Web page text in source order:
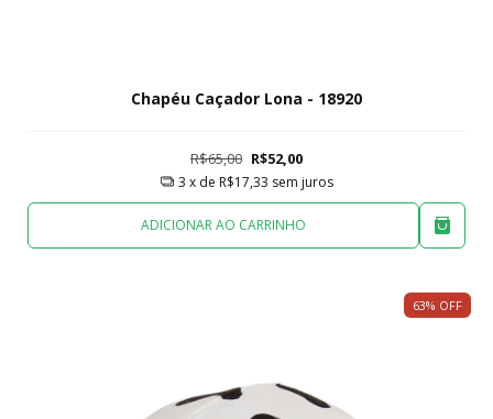
Chapéu Caçador Lona - 18920
R$65,00 R$52,00
3 x de R$17,33 sem juros
ADICIONAR AO CARRINHO
63% OFF